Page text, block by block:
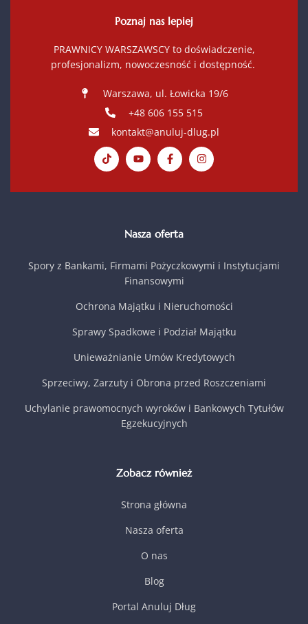
Poznaj nas lepiej
PRAWNICY WARSZAWSCY to doświadczenie,
profesjonalizm, nowoczesność i dostępność.
Warszawa, ul. Łowicka 19/6
+48 606 155 515
kontakt@anuluj-dlug.pl
Nasza oferta
Spory z Bankami, Firmami Pożyczkowymi i Instytucjami
Finansowymi
Ochrona Majątku i Nieruchomości
Sprawy Spadkowe i Podział Majątku
Unieważnianie Umów Kredytowych
Sprzeciwy, Zarzuty i Obrona przed Roszczeniami
Uchylanie prawomocnych wyroków i Bankowych Tytułów
Egzekucyjnych
Zobacz również
Strona główna
Nasza oferta
O nas
Blog
Portal Anuluj Dług